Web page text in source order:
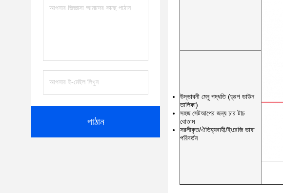
পাঠান
উদ্ভাবনী মেনু পদ্ধতি (ড্রপ ডাউন
তালিকা)
সহজ সেটআপের জন্য চার টাচ
বোতাম
সরলীকৃত/ঐতিহ্যবাহী/ইংরেজি ভাষা
পরিবর্তন